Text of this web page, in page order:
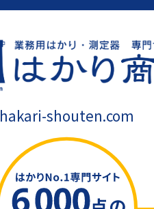
hakari-shouten.com